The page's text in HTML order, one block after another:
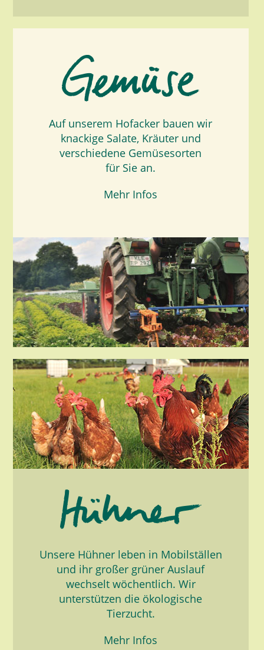
Auf unserem Hofacker bauen wir
knackige Salate, Kräuter und
verschiedene Gemüsesorten
für Sie an.
Mehr Infos
Unsere Hühner leben in Mobilställen
und ihr großer grüner Auslauf
wechselt wöchentlich. Wir
unterstützen die ökologische
Tierzucht.
Mehr Infos